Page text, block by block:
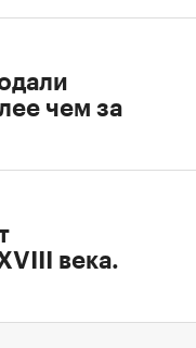
чем за
века.